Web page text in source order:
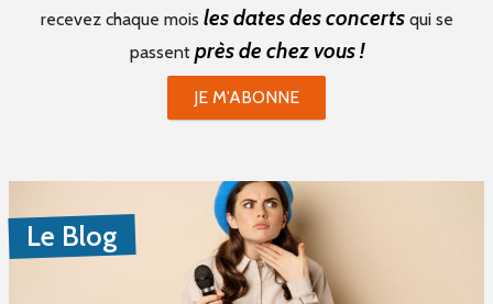
recevez chaque mois les dates des concertsqui se
passent près de chez vous !
JE M'ABONNE
Le Blog